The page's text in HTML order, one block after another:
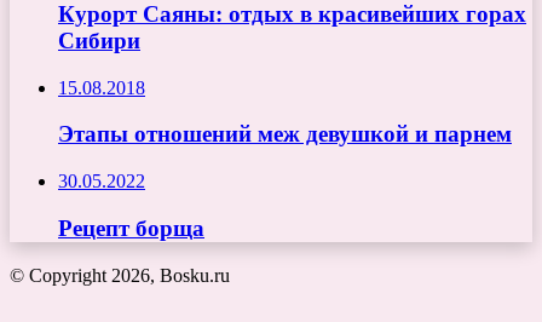
Курорт Саяны: отдых в красивейших горах
Сибири
15.08.2018
Этапы отношений меж девушкой и парнем
30.05.2022
Рецепт борща
© Copyright 2026, Bosku.ru